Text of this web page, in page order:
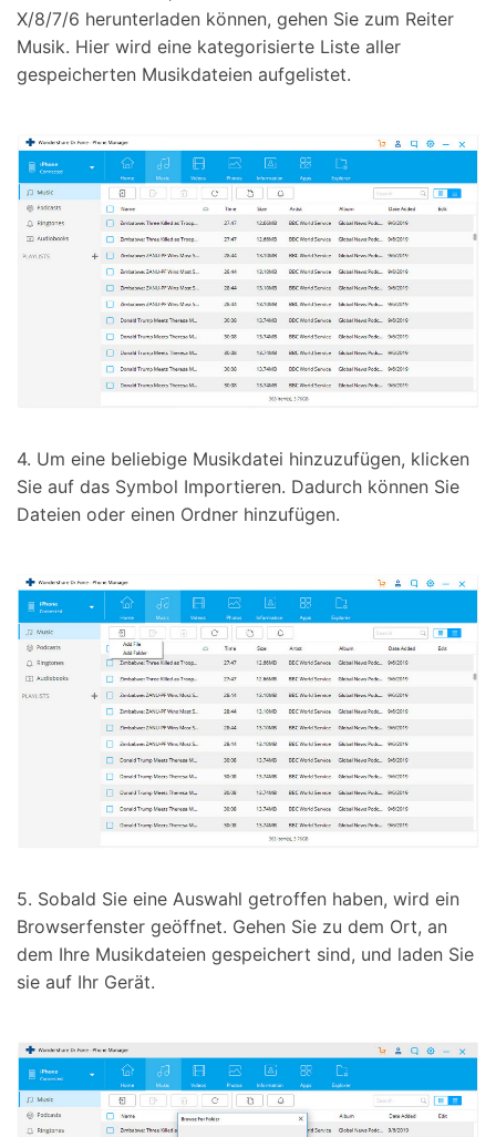
X/8/7/6 herunterladen können, gehen Sie zum Reiter
Musik. Hier wird eine kategorisierte Liste aller
gespeicherten Musikdateien aufgelistet.
4. Um eine beliebige Musikdatei hinzuzufügen, klicken
Sie auf das Symbol Importieren. Dadurch können Sie
Dateien oder einen Ordner hinzufügen.
5. Sobald Sie eine Auswahl getroffen haben, wird ein
Browserfenster geöffnet. Gehen Sie zu dem Ort, an
dem Ihre Musikdateien gespeichert sind, und laden Sie
sie auf Ihr Gerät.